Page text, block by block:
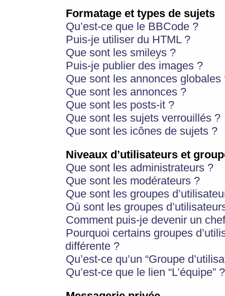
Formatage et types de sujets
Qu’est-ce que le BBCode ?
Puis-je utiliser du HTML ?
Que sont les smileys ?
Puis-je publier des images ?
Que sont les annonces globales
Que sont les annonces ?
Que sont les posts-it ?
Que sont les sujets verrouillés ?
Que sont les icônes de sujets ?
Niveaux d’utilisateurs et
Que sont les administrateurs ?
Que sont les modérateurs ?
Que sont les groupes
Où sont les groupes
Comment puis-je devenir un
Pourquoi certains groupes
différente ?
Qu’est-ce qu’un “Groupe
Qu’est-ce que le lien “L’équipe” ?